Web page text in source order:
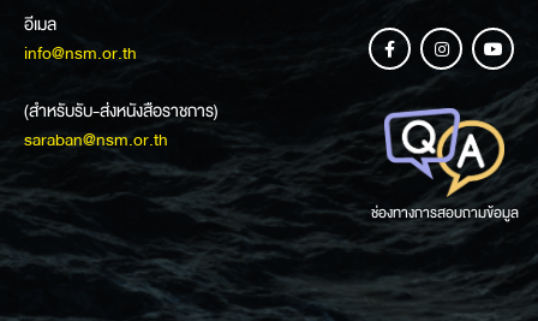
อีเมล
info@nsm.or.th
(สำหรับรับ-ส่งหนังสือราชการ)
saraban@nsm.or.th
ช่องทางการสอบถามข้อมูล